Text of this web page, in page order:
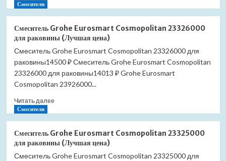
Смеситель
Grohe
Eurosmart
Cosmopolitan
23327000
для
раковины
цена)
Смесители
Смеситель Grohe Eurosmart Cosmopolitan 23326000
для раковины (Лучшая цена)
Смеситель Grohe Eurosmart Cosmopolitan 23326000 для
раковины14500 ₽ Смеситель Grohe Eurosmart Cosmopolitan
23326000 для раковины14013 ₽ Grohe Eurosmart
Cosmopolitan 23926000...
Читать далееПрочитать
Смеситель
Grohe
Eurosmart
Cosmopolitan
Смесители
Смеситель Grohe Eurosmart Cosmopolitan 23325000
для раковины (Лучшая цена)
Смеситель Grohe Eurosmart Cosmopolitan 23325000 для